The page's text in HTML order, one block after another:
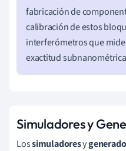
fabricación de
calibración de estos
interferómetros que
exactitud
Simuladores y
Lossimuladoresy